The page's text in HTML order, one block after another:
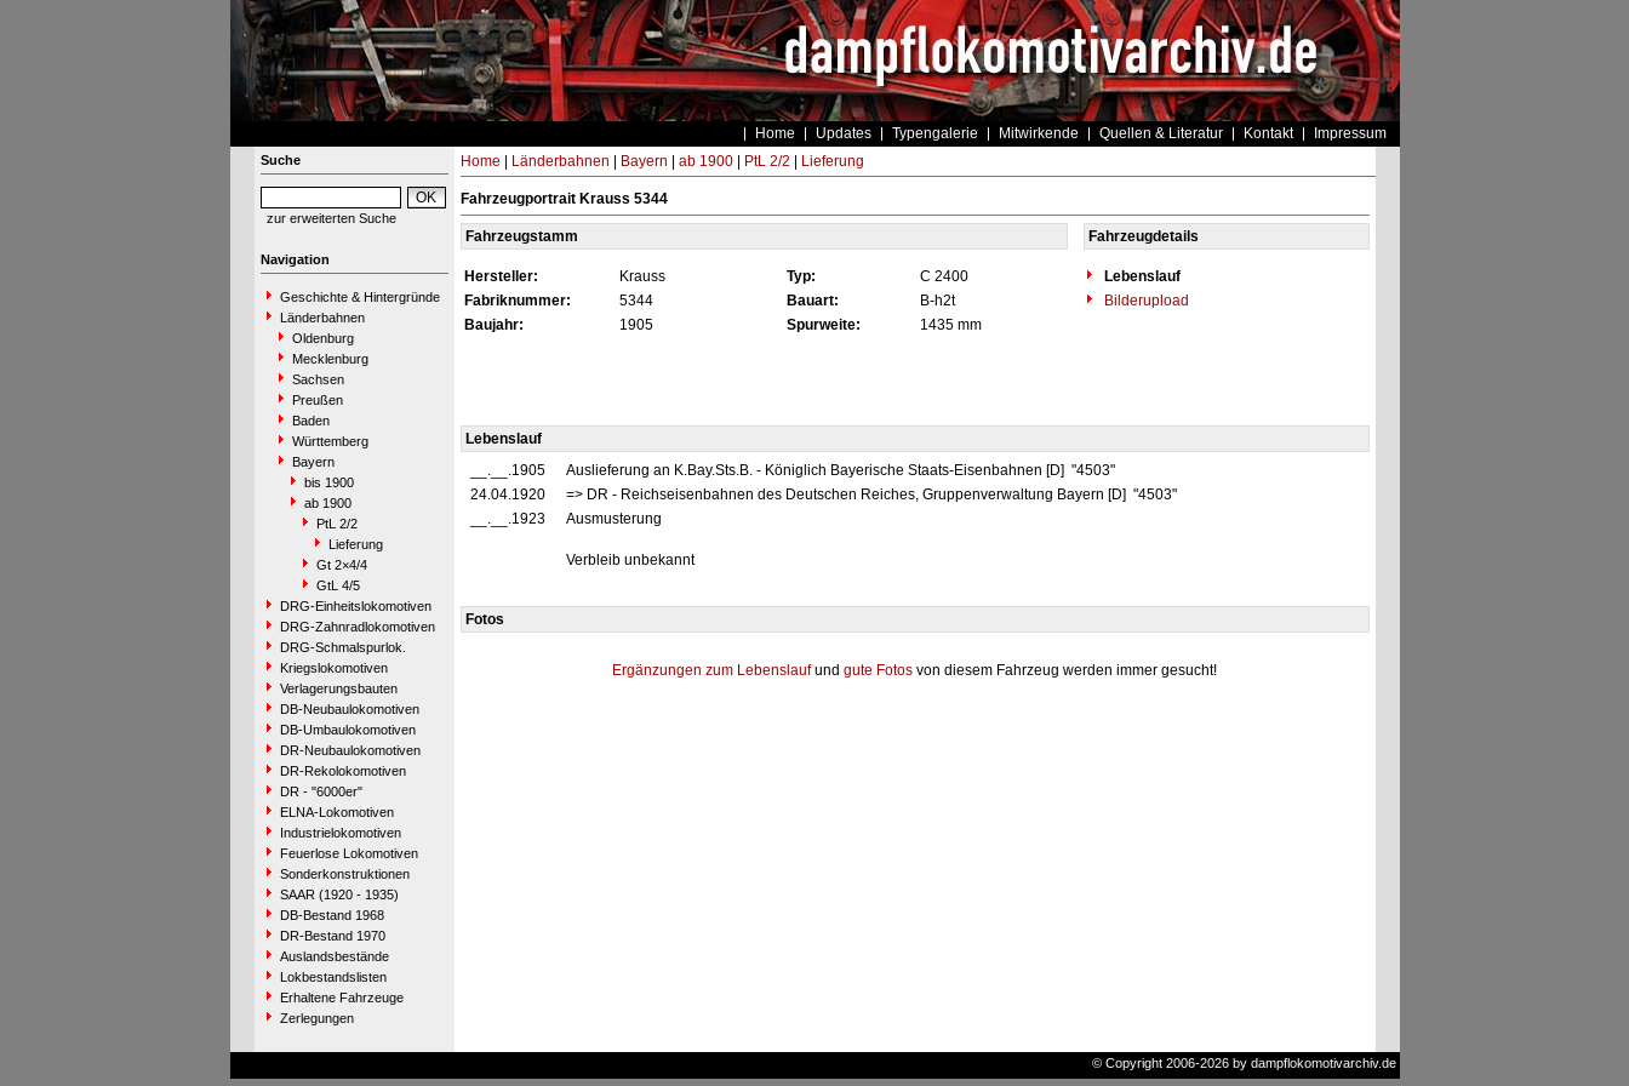
Home Updates Typengalerie Mitwirkende Quellen & Literatur Kontakt Impressum
Suche
zur erweiterten Suche
Navigation
Geschichte & Hintergründe
Länderbahnen
Oldenburg
Mecklenburg
Sachsen
Preußen
Baden
Württemberg
Bayern
bis 1900
ab 1900
PtL 2/2
Lieferung
Gt 2×4/4
GtL 4/5
DRG-Einheitslokomotiven
DRG-Zahnradlokomotiven
DRG-Schmalspurlok.
Kriegslokomotiven
Verlagerungsbauten
DB-Neubaulokomotiven
DB-Umbaulokomotiven
DR-Neubaulokomotiven
DR-Rekolokomotiven
DR - "6000er"
ELNA-Lokomotiven
Industrielokomotiven
Feuerlose Lokomotiven
Sonderkonstruktionen
SAAR (1920 - 1935)
DB-Bestand 1968
DR-Bestand 1970
Auslandsbestände
Lokbestandslisten
Erhaltene Fahrzeuge
Zerlegungen
Home Länderbahnen Bayern ab 1900| PtL 2/2 Lieferung
Fahrzeugportrait Krauss 5344
Fahrzeugstamm Fahrzeugdetails
Hersteller: Krauss Typ: C 2400
Lebenslauf
Fabriknummer:
5344 Bauart: B-h2t
Bilderupload
Baujahr:
1905 Spurweite: 1435 mm
Lebenslauf
__.__.1905
Auslieferung an K.Bay.Sts.B. - Königlich Bayerische Staats-Eisenbahnen [D] "4503"
24.04.1920
=> DR - Reichseisenbahnen des Deutschen Reiches, Gruppenverwaltung Bayern [D] "4503"
__.__.1923
Ausmusterung
Verbleib unbekannt
Fotos
Ergänzungen zum Lebenslaufund gute Fotos von diesem Fahrzeug werden immer gesucht!
© Copyright 2006-2026 by dampflokomotivarchiv.de